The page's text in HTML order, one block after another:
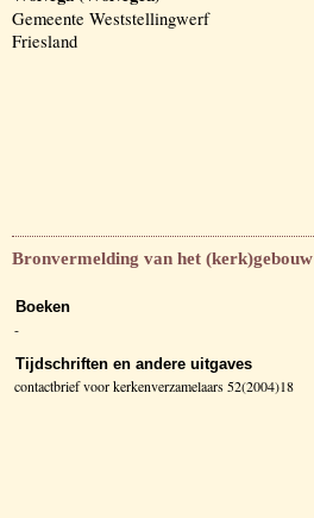
Gemeente Weststellingwerf
Friesland
Bronvermelding van het (kerk)gebouw
Boeken
-
Tijdschriften en andere uitgaves
contactbrief voor kerkenverzamelaars 52(2004)18